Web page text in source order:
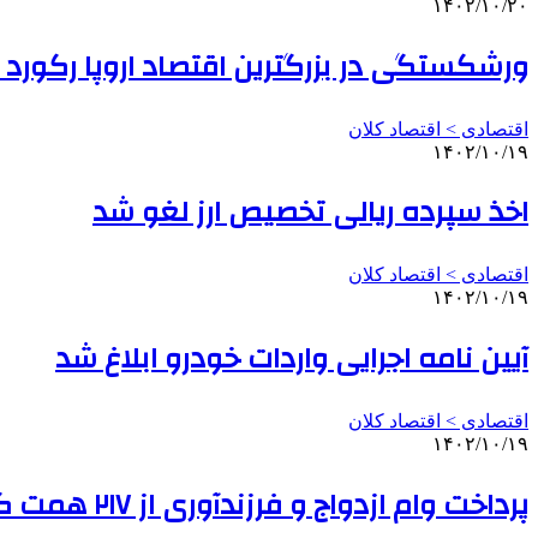
۱۴۰۲/۱۰/۲۰
ورشکستگی در بزرگترین اقتصاد اروپا
اقتصادی > اقتصاد کلان
۱۴۰۲/۱۰/۱۹
اخذ سپرده ریالی تخصیص ارز لغو شد
اقتصادی > اقتصاد کلان
۱۴۰۲/۱۰/۱۹
آیین نامه اجرایی واردات خودرو ابلاغ شد
اقتصادی > اقتصاد کلان
۱۴۰۲/۱۰/۱۹
پرداخت وام ازدواج و فرزندآوری از ۲۱۷ همت گذشت/ پرداخت تسهیلات به بیش از یک میلیون نفر از متقاضیان